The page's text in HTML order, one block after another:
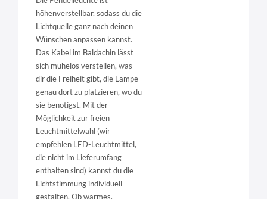
höhenverstellbar, sodass du die
Lichtquelle ganz nach deinen
Wünschen anpassen kannst.
Das Kabel im Baldachin lässt
sich mühelos verstellen, was
dir die Freiheit gibt, die Lampe
genau dort zu platzieren, wo du
sie benötigst. Mit der
Möglichkeit zur freien
Leuchtmittelwahl (wir
empfehlen LED-Leuchtmittel,
die nicht im Lieferumfang
enthalten sind) kannst du die
Lichtstimmung individuell
gestalten. Ob warmes,